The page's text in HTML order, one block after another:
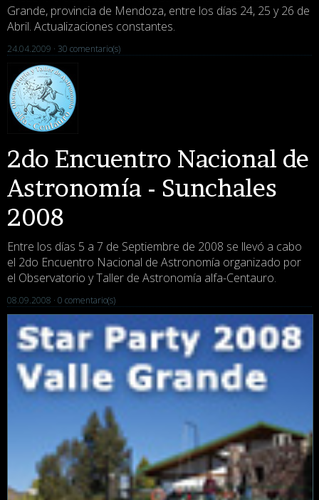
Grande, provincia de Mendoza, entre los días 24, 25 y 26 de
Abril. Actualizaciones constantes.
24.04.2009 · 30 comentario(s)
2do Encuentro Nacional de
Astronomía - Sunchales
2008
Entre los días 5 a 7 de Septiembre de 2008 se llevó a cabo
el 2do Encuentro Nacional de Astronomía organizado por
el Observatorio y Taller de Astronomía alfa-Centauro.
08.09.2008 · 0 comentario(s)